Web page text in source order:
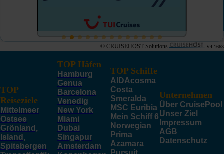
© CRUISEHOST Solutions V4.1663
TOP
Reiseziele
Mittelmeer
Ostsee
Grönland,
Island,
Spitsbergen
TOP Häfen
Hamburg
Genua
Barcelona
Venedig
New York
Miami
Dubai
Singapur
Amsterdam
TOP Schiffe
AIDAcosma
Costa
Smeralda
MSC Euribia
Mein Schiff 6
Norwegian
Prima
Azamara
Unternehmen
Über CruisePool
Unser Ziel
Impressum
AGB
Datenschutz